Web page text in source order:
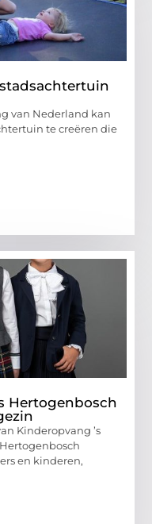
van Nederland kan
te creëren die
Hertogenbosch
Kinderopvang ’s
en kinderen,